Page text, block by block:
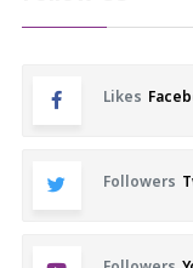
Likes
Followers